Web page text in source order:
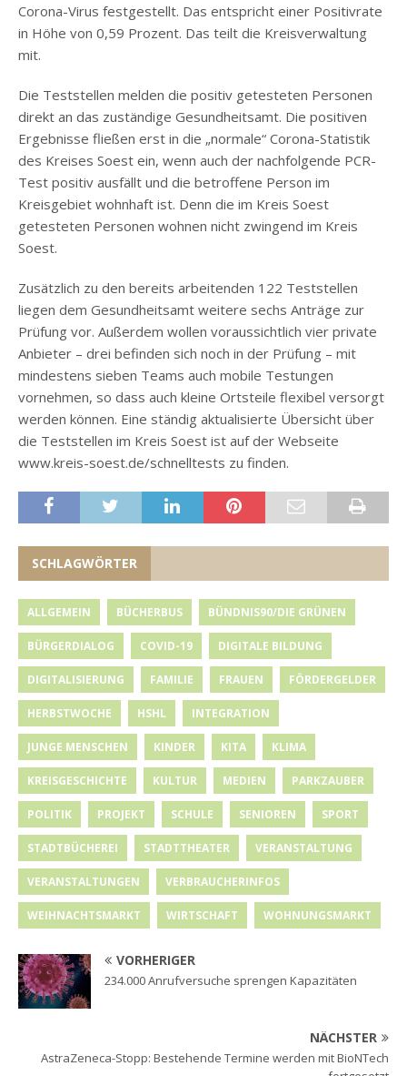
Corona-Virus festgestellt. Das entspricht einer Positivrate
in Höhe von 0,59 Prozent. Das teilt die Kreisverwaltung
mit.
Die Teststellen melden die positiv getesteten Personen
direkt an das zuständige Gesundheitsamt. Die positiven
Ergebnisse fließen erst in die „normale“ Corona-Statistik
des Kreises Soest ein, wenn auch der nachfolgende PCR-
Test positiv ausfällt und die betroffene Person im
Kreisgebiet wohnhaft ist. Denn die im Kreis Soest
getesteten Personen wohnen nicht zwingend im Kreis
Soest.
Zusätzlich zu den bereits arbeitenden 122 Teststellen
liegen dem Gesundheitsamt weitere sechs Anträge zur
Prüfung vor. Außerdem wollen voraussichtlich vier private
Anbieter – drei befinden sich noch in der Prüfung – mit
mindestens sieben Teams auch mobile Testungen
vornehmen, so dass auch kleine Ortsteile flexibel versorgt
werden können. Eine ständig aktualisierte Übersicht über
die Teststellen im Kreis Soest ist auf der Webseite
www.kreis-soest.de/schnelltests zu finden.
SCHLAGWÖRTER
ALLGEMEIN BÜCHERBUS BÜNDNIS90/DIE GRÜNEN
BÜRGERDIALOG COVID-19 DIGITALE BILDUNG
DIGITALISIERUNG FAMILIE FRAUEN FÖRDERGELDER
HERBSTWOCHE HSHL INTEGRATION
JUNGE MENSCHEN KINDER KITA KLIMA
KREISGESCHICHTE KULTUR MEDIEN PARKZAUBER
POLITIK PROJEKT SCHULE SENIOREN SPORT
STADTBÜCHEREI STADTTHEATER VERANSTALTUNG
VERANSTALTUNGEN VERBRAUCHERINFOS
WEIHNACHTSMARKT WIRTSCHAFT WOHNUNGSMARKT
VORHERIGER
234.000 Anrufversuche sprengen Kapazitäten
NÄCHSTER
AstraZeneca-Stopp: Bestehende Termine werden mit BioNTech